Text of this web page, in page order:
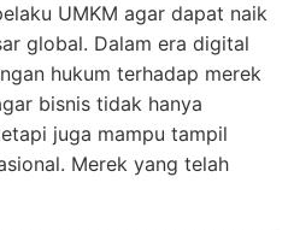
UMKM agar dapat naik
global. Dalam era digital
hukum terhadap merek
bisnis tidak hanya
juga mampu tampil
Merek yang telah